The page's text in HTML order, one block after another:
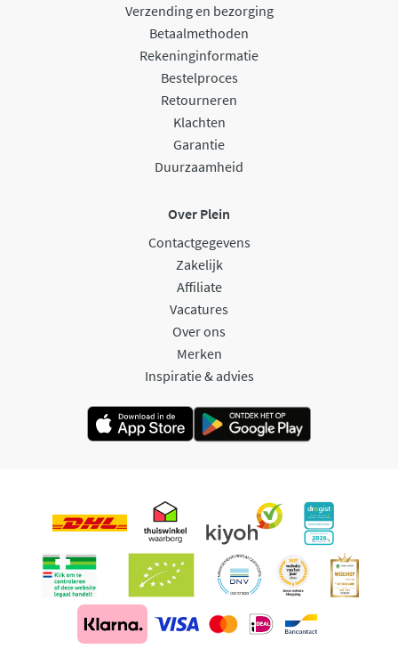
Verzending en bezorging
Betaalmethoden
Rekeninginformatie
Bestelproces
Retourneren
Klachten
Garantie
Duurzaamheid
Over Plein
Contactgegevens
Zakelijk
Affiliate
Vacatures
Over ons
Merken
Inspiratie & advies